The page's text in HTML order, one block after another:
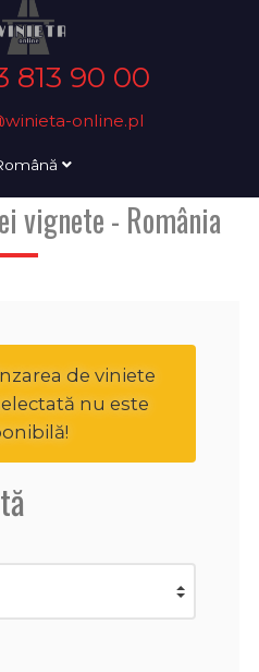
813 90 00
online.pl
vignete - România
de viniete
nu este